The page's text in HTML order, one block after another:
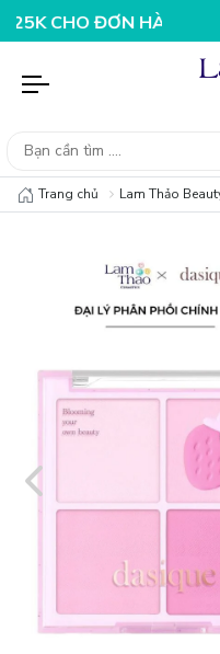
HÀNG 199KNHẬP
Trang chủ Lam Thảo